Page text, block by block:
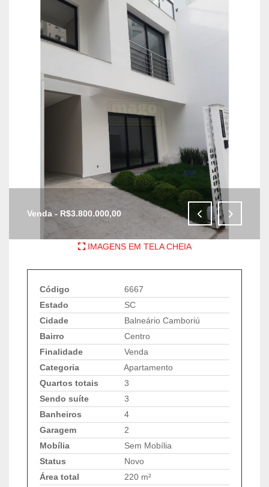
Venda - R$3.800.000,00
IMAGENS EM TELA CHEIA
Código
6667
Estado
SC
Cidade
Balneário Camboriú
Bairro
Centro
Finalidade
Venda
Categoria
Apartamento
Quartos totais
3
Sendo suíte
3
Banheiros
4
Garagem
2
Mobília
Sem Mobília
Status
Novo
Área total
220 m²